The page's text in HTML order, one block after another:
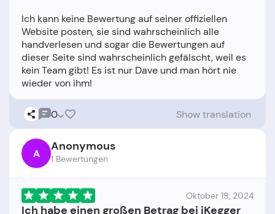
Ich kann keine Bewertung auf seiner offiziellen
Website posten, sie sind wahrscheinlich alle
handverlesen und sogar die Bewertungen auf
dieser Seite sind wahrscheinlich gefälscht, weil es
kein Team gibt! Es ist nur Dave und man hört nie
0 Show translation
A Anonymous
1 Bewertungen
Oktober 19, 2024
Ich habe einen großen Betrag bei iKegger